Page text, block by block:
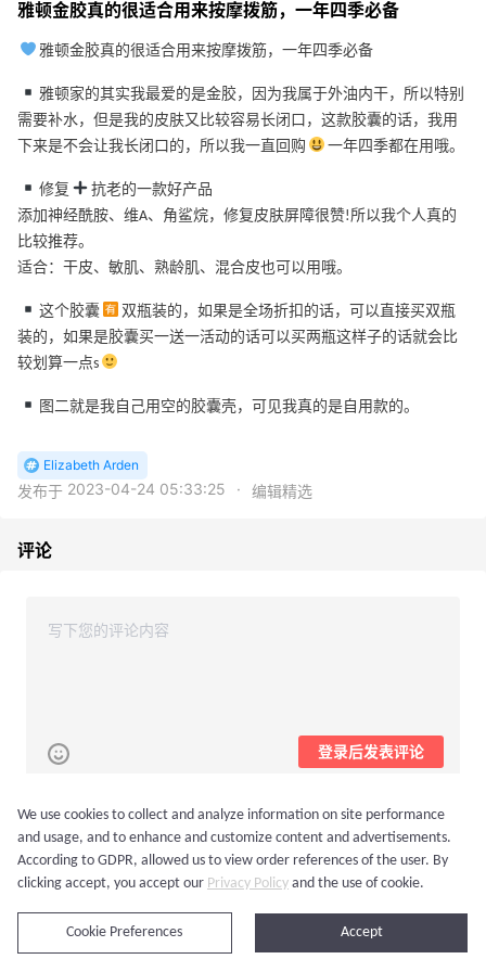
雅顿金胶真的很适合用来按摩拨筋，一年四季必备
雅顿金胶真的很适合用来按摩拨筋，一年四季必备
雅顿家的其实我最爱的是金胶，因为我属于外油内干，所以特别
需要补水，但是我的皮肤又比较容易长闭口，这款胶囊的话，我用
下来是不会让我长闭口的，所以我一直回购
一年四季都在用哦。
修复
抗老的一款好产品
添加神经酰胺、维A、角鲨烷，修复皮肤屏障很赞!所以我个人真的
比较推荐。
适合：干皮、敏肌、熟龄肌、混合皮也可以用哦。
这个胶囊
️双瓶装的，如果是全场折扣的话，可以直接买双瓶
装的，如果是胶囊买一送一活动的话可以买两瓶这样子的话就会比
较划算一点s
图二就是我自己用空的胶囊壳，可见我真的是自用款的。
Elizabeth Arden
发布于 2023-04-24 05:33:25 · 编辑精选
评论
登录后发表评论
最新
rubyC
雅顿的胶囊可以拿来按摩？
1楼 2023-04-25 回复
We use cookies to collect and analyze information on site performance
and usage, and to enhance and customize content and advertisements.
According to GDPR, allowed us to view order references of the user. By
clicking accept, you accept our Privacy Policy and the use of cookie.
Accept
Cookie Preferences